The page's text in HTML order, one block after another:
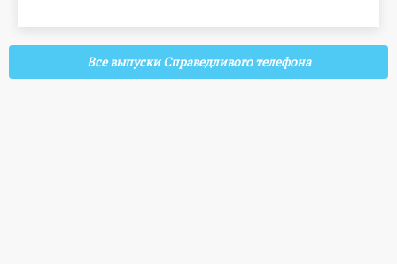
Все выпуски Справедливого телефона